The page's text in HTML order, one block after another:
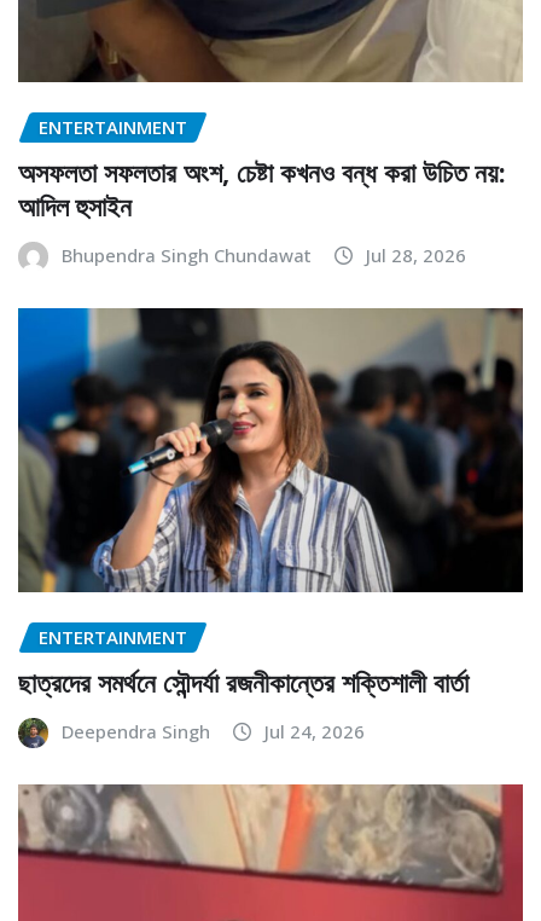
ENTERTAINMENT
অসফলতা সফলতার অংশ, চেষ্টা কখনও বন্ধ করা উচিত নয়:
আদিল হুসাইন
Bhupendra Singh Chundawat Jul 28, 2026
ENTERTAINMENT
ছাত্রদের সমর্থনে সৌন্দর্যা রজনীকান্তের শক্তিশালী বার্তা
Deependra Singh Jul 24, 2026